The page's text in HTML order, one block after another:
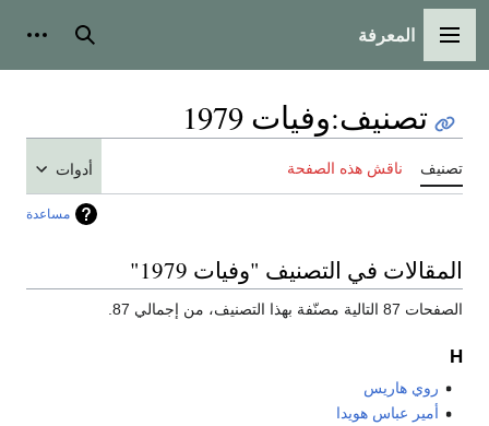
القائمة الرئيسية
المعرفة بحث
تصنيف:وفيات 1979
تصنيف ناقش هذه الصفحة أدوات
مساعدة
المقالات في التصنيف "وفيات 1979"
الصفحات 87 التالية مصنّفة بهذا التصنيف، من إجمالي 87.
H
روي هاريس
أمير عباس هويدا